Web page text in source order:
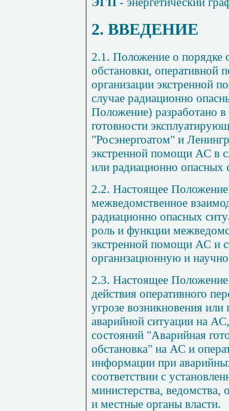
2. ВВЕДЕНИЕ
2.1. Положение о порядке
обстановки, оперативной
организации экстренной
случае радиационно
Положение) разработано в
готовности
"Росэнергоатом" и
экстренной помощи АС в
или радиационно опасных
2.2. Настоящее Положение
межведомственное
радиационно опасных
роль и функции
экстренной помощи АС и
организационную и
2.3. Настоящее Положение
действия оперативного
угрозе возникновения
аварийной ситуации на
состояний "Аварийная
обстановка" на АС и
информации при
соответствии с
министерства, ведомства,
и местные органы власти.